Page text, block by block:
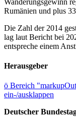
Rumänien und plus
Die Zahl der 2014
lag laut Bericht bei
entspreche einem
Herausgeber
ö Bereich
ein-/ausklappen
Deutscher